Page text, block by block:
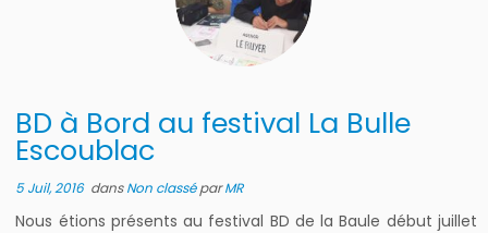
BD à Bord au festival La Bulle
Escoublac
5 Juil, 2016dansNon classéparMR
Nous étions présents au festival BD de la Baule début juillet